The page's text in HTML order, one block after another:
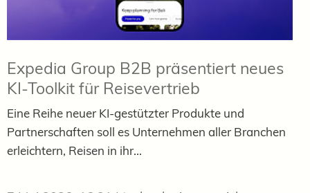
Expedia Group B2B präsentiert neues
KI-Toolkit für Reisevertrieb
Eine Reihe neuer KI-gestützter Produkte und
Partnerschaften soll es Unternehmen aller Branchen
erleichtern, Reisen in ihr...